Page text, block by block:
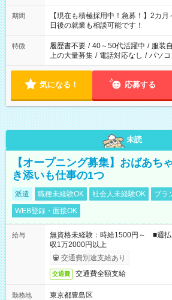
い」 「余裕を持って夕飯の準備がし
たくない」 など、ご希望を教えてくださいね。
の方へ 今ご覧のお仕事で希望する勤
の勤務時間。 合計で週40時間を超え
期間
【現在も積極採用中！急募！】2カ
日後の就業も相談可能です！
特徴 履歴書不要 / 40～50代活躍中 / 服装
上の大量募集 / 電話対応なし / パソ
気になる！ 応募する
未読
【オープニング募集】おばあち
き添いも仕事の1つ
派遣 職種未経験OK 社会人未経験OK
ブラ
WEB登録・面接OK
給与
無資格未経験：時給1500円～ ■週
収1万2000円以上
交通費別途支給あり
交通費 交通費全額支給
勤務地
東京都豊島区